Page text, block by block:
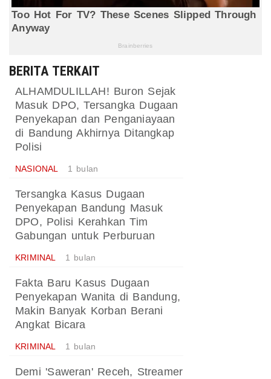
BERITA TERKAIT
ALHAMDULILLAH! Buron Sejak
Masuk DPO, Tersangka Dugaan
Penyekapan dan Penganiayaan
di Bandung Akhirnya Ditangkap
Polisi
NASIONAL 1 bulan
Tersangka Kasus Dugaan
Penyekapan Bandung Masuk
DPO, Polisi Kerahkan Tim
Gabungan untuk Perburuan
KRIMINAL 1 bulan
Fakta Baru Kasus Dugaan
Penyekapan Wanita di Bandung,
Makin Banyak Korban Berani
Angkat Bicara
KRIMINAL 1 bulan
Demi 'Saweran' Receh, Streamer